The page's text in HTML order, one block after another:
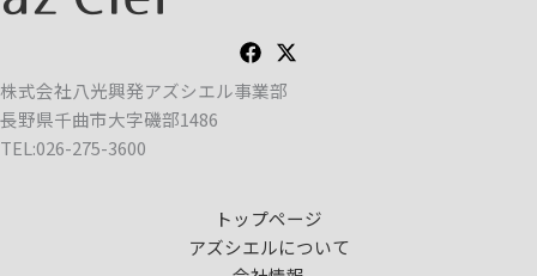
株式会社八光興発アズシエル事業部
長野県千曲市大字磯部1486
TEL:026-275-3600
トップページ
アズシエルについて